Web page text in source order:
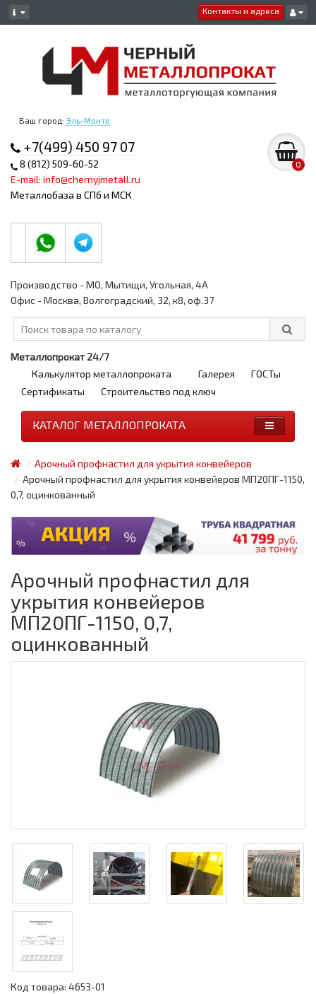
Контакты и адреса
Ваш город: Эль-Монте
+7(499) 450 97 07
8 (812) 509-60-52
E-mail: info@chernyjmetall.ru
Металлобаза в СПб и МСК
0
Производство - МО, Мытищи, Угольная, 4А
Офис - Москва, Волгоградский, 32, к8, оф.37
Металлопрокат 24/7
Калькулятор металлопроката
Галерея
ГОСТы
Сертификаты
Строительство под ключ
КАТАЛОГ МЕТАЛЛОПРОКАТА
Арочный профнастил для укрытия конвейеров
Арочный профнастил для укрытия конвейеров МП20ПГ-1150,
0,7, оцинкованный
Арочный профнастил для
укрытия конвейеров
МП20ПГ-1150, 0,7,
оцинкованный
Код товара: 4653-01